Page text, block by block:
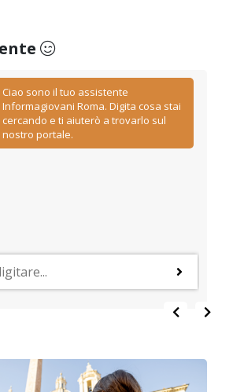
Ciao sono il tuo assistente
Informagiovani Roma. Digita cosa stai
cercando e ti aiuterò a trovarlo sul
nostro portale.